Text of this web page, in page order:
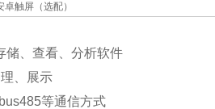
卓触屏（选配）
、查看、分析软件
、展示
等通信方式